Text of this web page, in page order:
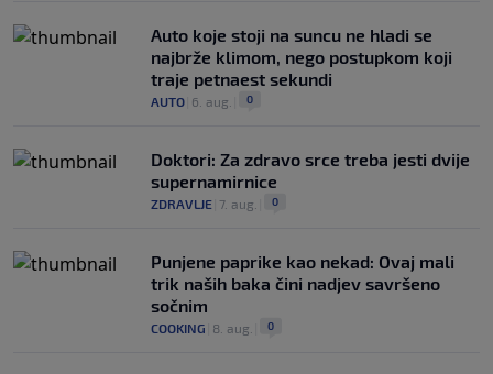
Auto koje stoji na suncu ne hladi se
najbrže klimom, nego postupkom koji
traje petnaest sekundi
AUTO 6. aug. 0
Doktori: Za zdravo srce treba jesti dvije
supernamirnice
ZDRAVLJE 7. aug. 0
Punjene paprike kao nekad: Ovaj mali
trik naših baka čini nadjev savršeno
sočnim
COOKING 8. aug. 0